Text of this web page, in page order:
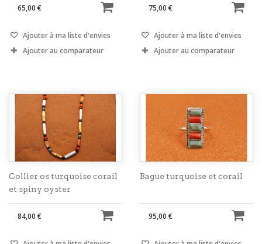
65,00 €
Ajouter à ma liste d'envies
Ajouter au comparateur
75,00 €
Ajouter à ma liste d'envies
Ajouter au comparateur
Collier os turquoise corail
et spiny oyster
84,00 €
Bague turquoise et corail
95,00 €